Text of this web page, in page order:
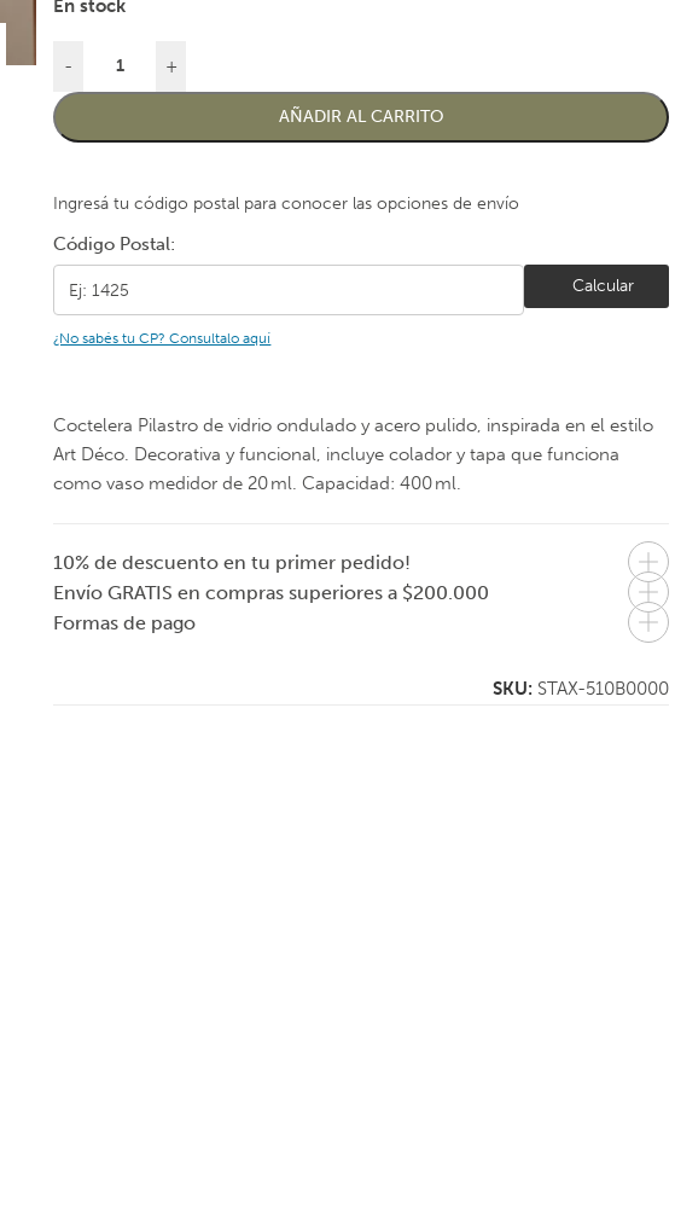
En stock
- +
AÑADIR AL CARRITO
Ingresá tu código postal para conocer las opciones de envío
Código Postal:
Calcular
¿No sabés tu CP? Consultalo aquí
Coctelera Pilastro de vidrio ondulado y acero pulido, inspirada en el estilo
Art Déco. Decorativa y funcional, incluye colador y tapa que funciona
como vaso medidor de 20 ml. Capacidad: 400 ml.
10% de descuento en tu primer pedido!
Envío GRATIS en compras superiores a $200.000
Formas de pago
SKU: STAX-510B0000